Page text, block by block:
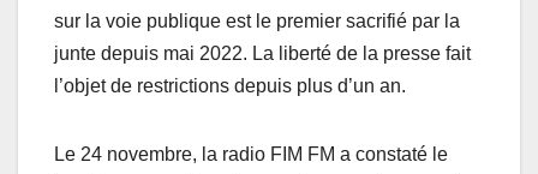
sur la voie publique est le premier sacrifié par la
junte depuis mai 2022. La liberté de la presse fait
l’objet de restrictions depuis plus d’un an.
Le 24 novembre, la radio FIM FM a constaté le